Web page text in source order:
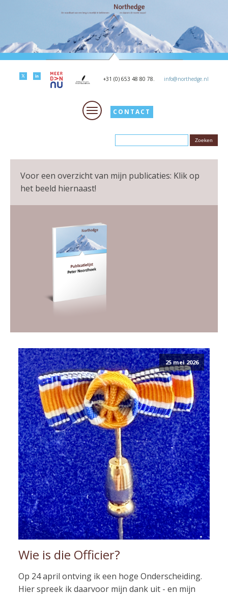
+31 (0) 653 48 80 78. info@northedge.nl
CONTACT
Voor een overzicht van mijn publicaties: Klik op
het beeld hiernaast!
25 mei 2026
Wie is die Officier?
Op 24 april ontving ik een hoge Onderscheiding.
Hier spreek ik daarvoor mijn dank uit - en mijn